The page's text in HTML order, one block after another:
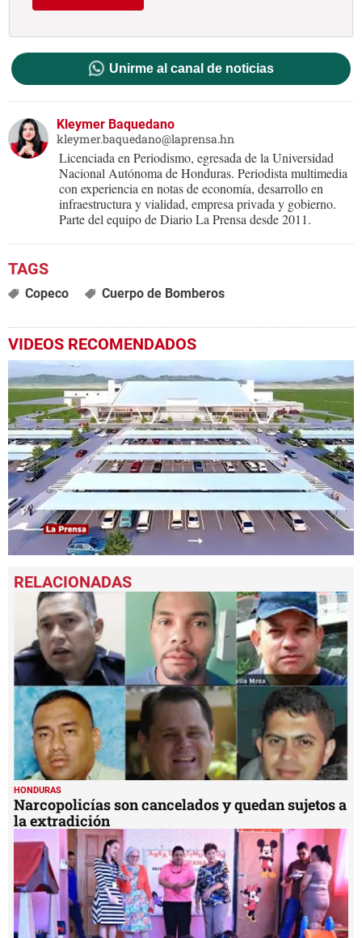
Unirme al canal de noticias
Kleymer Baquedano
kleymer.baquedano@laprensa.hn
Licenciada en Periodismo, egresada de la Universidad
Nacional Autónoma de Honduras. Periodista multimedia
con experiencia en notas de economía, desarrollo en
infraestructura y vialidad, empresa privada y gobierno.
Parte del equipo de Diario La Prensa desde 2011.
Copeco Cuerpo de Bomberos
VIDEOS RECOMENDADOS
seconds
of
seconds
HONDURAS
Narcopolicías son cancelados y quedan sujetos a
la extradición